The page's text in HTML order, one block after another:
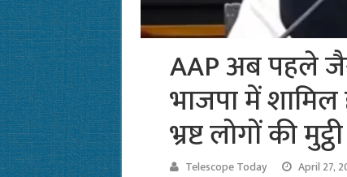
AAP अब पहले
भाजपा में शामिल
भ्रष्ट लोगों की
Telescope Today April 27,